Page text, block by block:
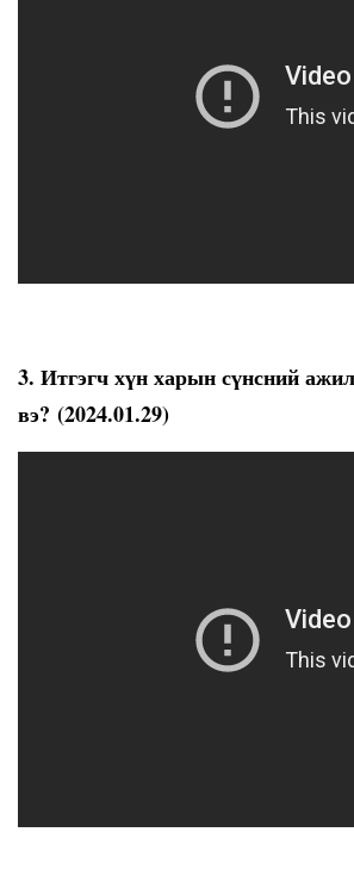
3. Итгэгч хүн харын сүнсний
вэ? (2024.01.29)